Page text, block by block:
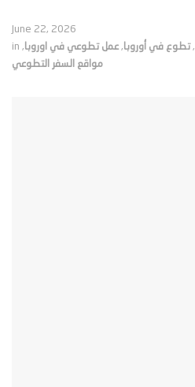
June 22, 2026
in
,تطوع في أوروبا​, عمل تطوعي في اوروبا,